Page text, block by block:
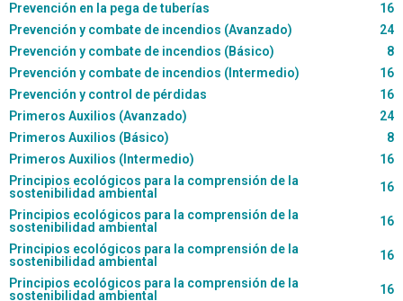
Prevención en la pega de tuberías
16
Prevención y combate de incendios (Avanzado)
24
Prevención y combate de incendios (Básico)
8
Prevención y combate de incendios (Intermedio)
16
Prevención y control de pérdidas
16
Primeros Auxilios (Avanzado)
24
Primeros Auxilios (Básico)
8
Primeros Auxilios (Intermedio)
16
Principios ecológicos para la comprensión de la
sostenibilidad ambiental
16
Principios ecológicos para la comprensión de la
sostenibilidad ambiental
16
Principios ecológicos para la comprensión de la
sostenibilidad ambiental
16
Principios ecológicos para la comprensión de la
sostenibilidad ambiental
16